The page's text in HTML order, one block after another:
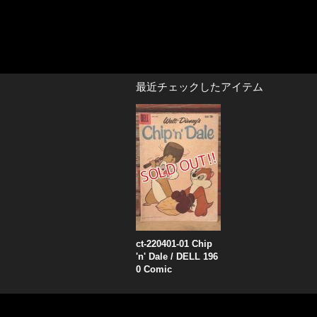
最近チェックしたアイテム
ct-220401-01 Chip
'n' Dale / DELL 196
0 Comic